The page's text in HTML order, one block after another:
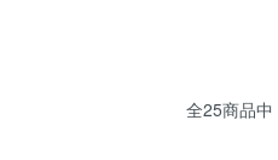
全25商品中